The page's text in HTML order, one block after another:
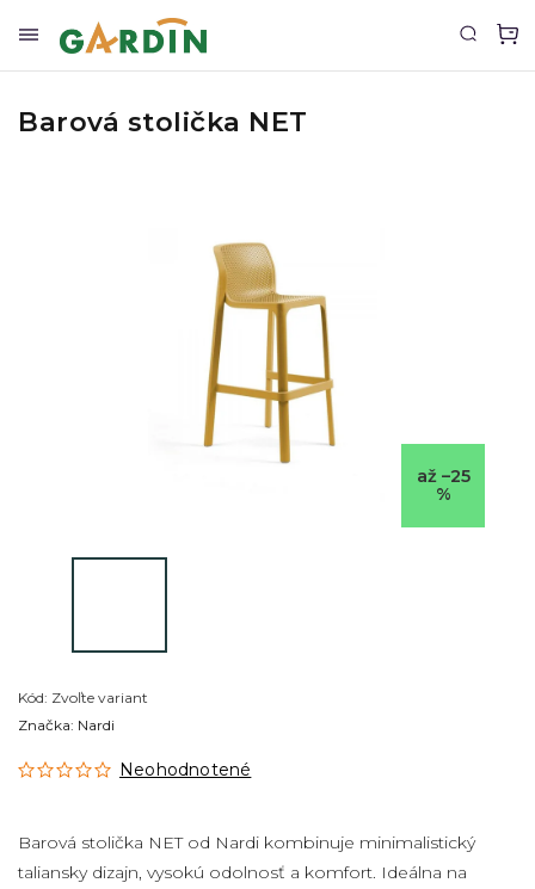
Barová stolička NET
až –25
%
Kód: Zvoľte variant
Neohodnotené
Barová stolička NET od Nardi kombinuje minimalistický
taliansky dizajn, vysokú odolnosť a komfort. Ideálna na
Značka: Nardi